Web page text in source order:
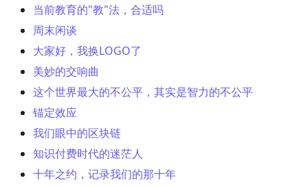
当前教育的"教"法，合适吗
周末闲谈
大家好，我换LOGO了
美妙的交响曲
这个世界最大的不公平，其实是智力的不公平
锚定效应
我们眼中的区块链
知识付费时代的迷茫人
十年之约，记录我们的那十年